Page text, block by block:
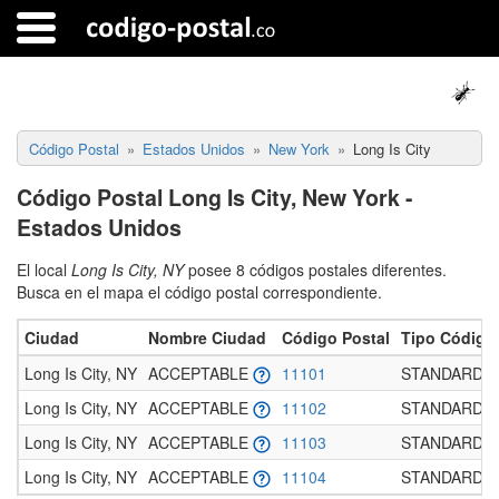
Código Postal Estados Unidos New York Long Is City
Código Postal Long Is City, New York -
Estados Unidos
El local Long Is City, NYposee 8 códigos postales diferentes.
Busca en el mapa el código postal correspondiente.
Ciudad Nombre Ciudad Código Postal Tipo
Long Is City, NY ACCEPTABLE 11101
STANDARD
Long Is City, NY ACCEPTABLE 11102
STANDARD
Long Is City, NY ACCEPTABLE 11103
STANDARD
Long Is City, NY ACCEPTABLE 11104 STANDARD